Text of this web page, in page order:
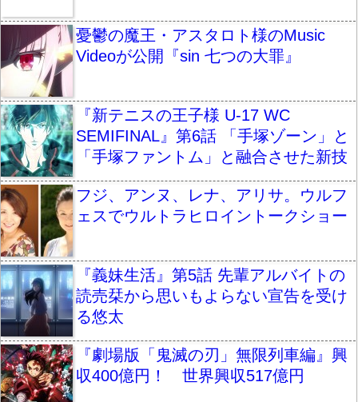
憂鬱の魔王・アスタロト様のMusic
Videoが公開『sin 七つの大罪』
『新テニスの王子様 U-17 WC
SEMIFINAL』第6話 「手塚ゾーン」と
「手塚ファントム」と融合させた新技
フジ、アンヌ、レナ、アリサ。ウルフ
ェスでウルトラヒロイントークショー
『義妹生活』第5話 先輩アルバイトの
読売栞から思いもよらない宣告を受け
る悠太
『劇場版「鬼滅の刃」無限列車編』興
収400億円！ 世界興収517億円